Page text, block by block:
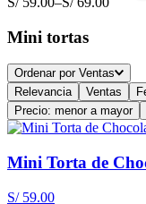
Mini tortas
Ordenar por Ventas
Relevancia
Ventas
Precio: menor a mayor
Mini Torta de
S/ 59.00